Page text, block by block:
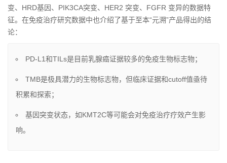
变、HRD基因、PIK3CA突变、HER2 突变、FGFR 变异的数据特
征。在免疫治疗研究数据中也介绍了基于至本“元溯”产品得出的结
论：
PD-L1和TILs是目前乳腺癌证据较多的免疫生物标志物；
TMB是极具潜力的生物标志物，但临床证据和cutoff值亟待
积累和探索；
基因突变状态，如KMT2C等可能会对免疫治疗疗效产生影
响。